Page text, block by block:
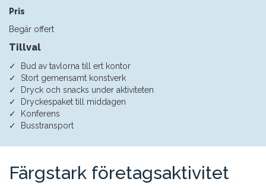
Pris
Begär offert
Tillval
Bud av tavlorna till ert kontor
Stort gemensamt konstverk
Dryck och snacks under aktiviteten
Dryckespaket till middagen
Konferens
Busstransport
Färgstark företagsaktivitet